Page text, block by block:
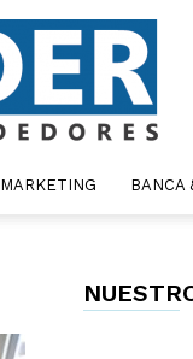
MARKETING BANCA